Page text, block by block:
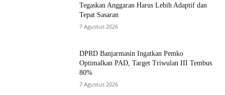
Tegaskan Anggaran Harus Lebih Adaptif dan
Tepat Sasaran
7 Agustus 2026
DPRD Banjarmasin Ingatkan Pemko
Optimalkan PAD, Target Triwulan III Tembus
80%
7 Agustus 2026